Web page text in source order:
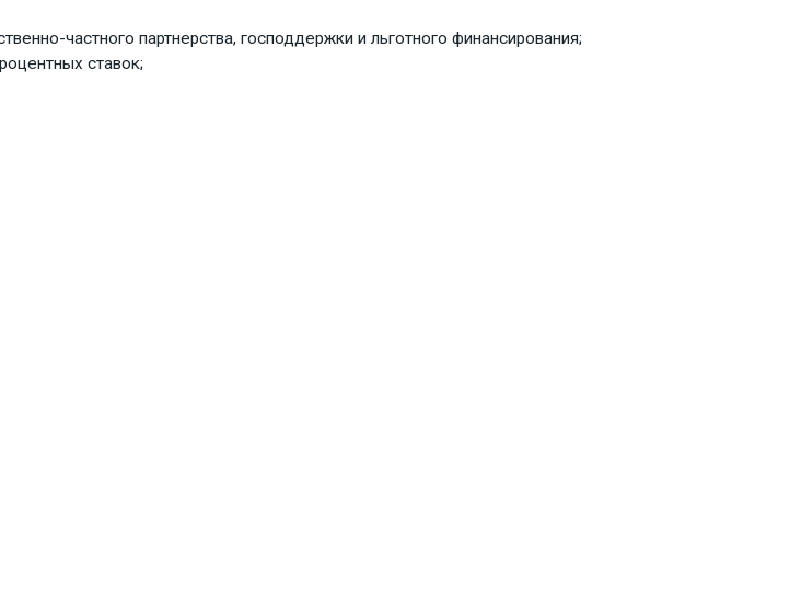
частного партнерства, господдержки и льготного финансирования;
ставок;